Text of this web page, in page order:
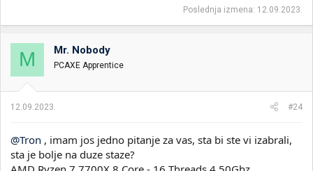
Poslednja izmena: 12.09.2023.
M Mr. Nobody
PCAXE Apprentice
12.09.2023. #24
@Tron , imam jos jedno pitanje za vas, sta bi ste vi izabrali,
sta je bolje na duze staze?